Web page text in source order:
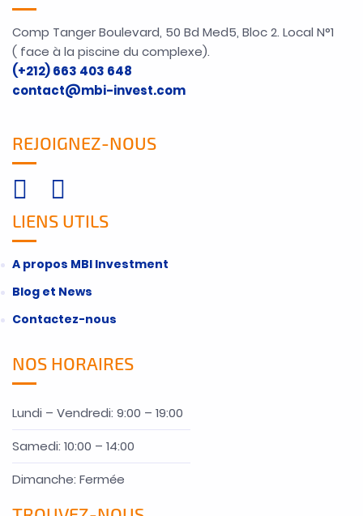
Comp Tanger Boulevard, 50 Bd Med5, Bloc 2. Local N°1
( face à la piscine du complexe).
(+212) 663 403 648
contact@mbi-invest.com
REJOIGNEZ-NOUS
LIENS UTILS
A propos MBI Investment
Blog et News
Contactez-nous
NOS HORAIRES
Lundi – Vendredi: 9:00 – 19:00
Samedi: 10:00 – 14:00
Dimanche: Fermée